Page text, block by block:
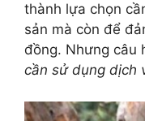
thành lựa chọn
sản mà còn để
đồng. Nhưng câu
cần sử dụng dịch